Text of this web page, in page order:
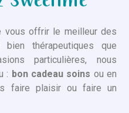
vous offrir le meilleur des
thérapeutiques que
particulières, nous
: bon cadeau soins ou en
faire plaisir ou faire un